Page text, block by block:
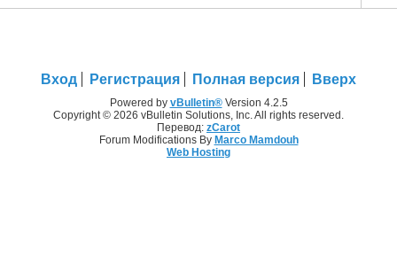
Вход Регистрация Полная версия Вверх
Powered by vBulletin®Version 4.2.5
Copyright © 2026 vBulletin Solutions, Inc. All rights reserved.
Перевод: zCarot
Forum Modifications By Marco Mamdouh
Web Hosting